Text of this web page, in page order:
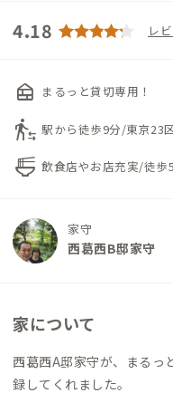
4.18 レ
nest_multi_room まるっと貸切専用！
transfer_within_a_station 駅から徒歩9分/東京23
ramen_dining 飲食店やお店充実/徒歩
家守
西葛西B邸家守
家について
西葛西A邸家守が、まるっ
録してくれました。